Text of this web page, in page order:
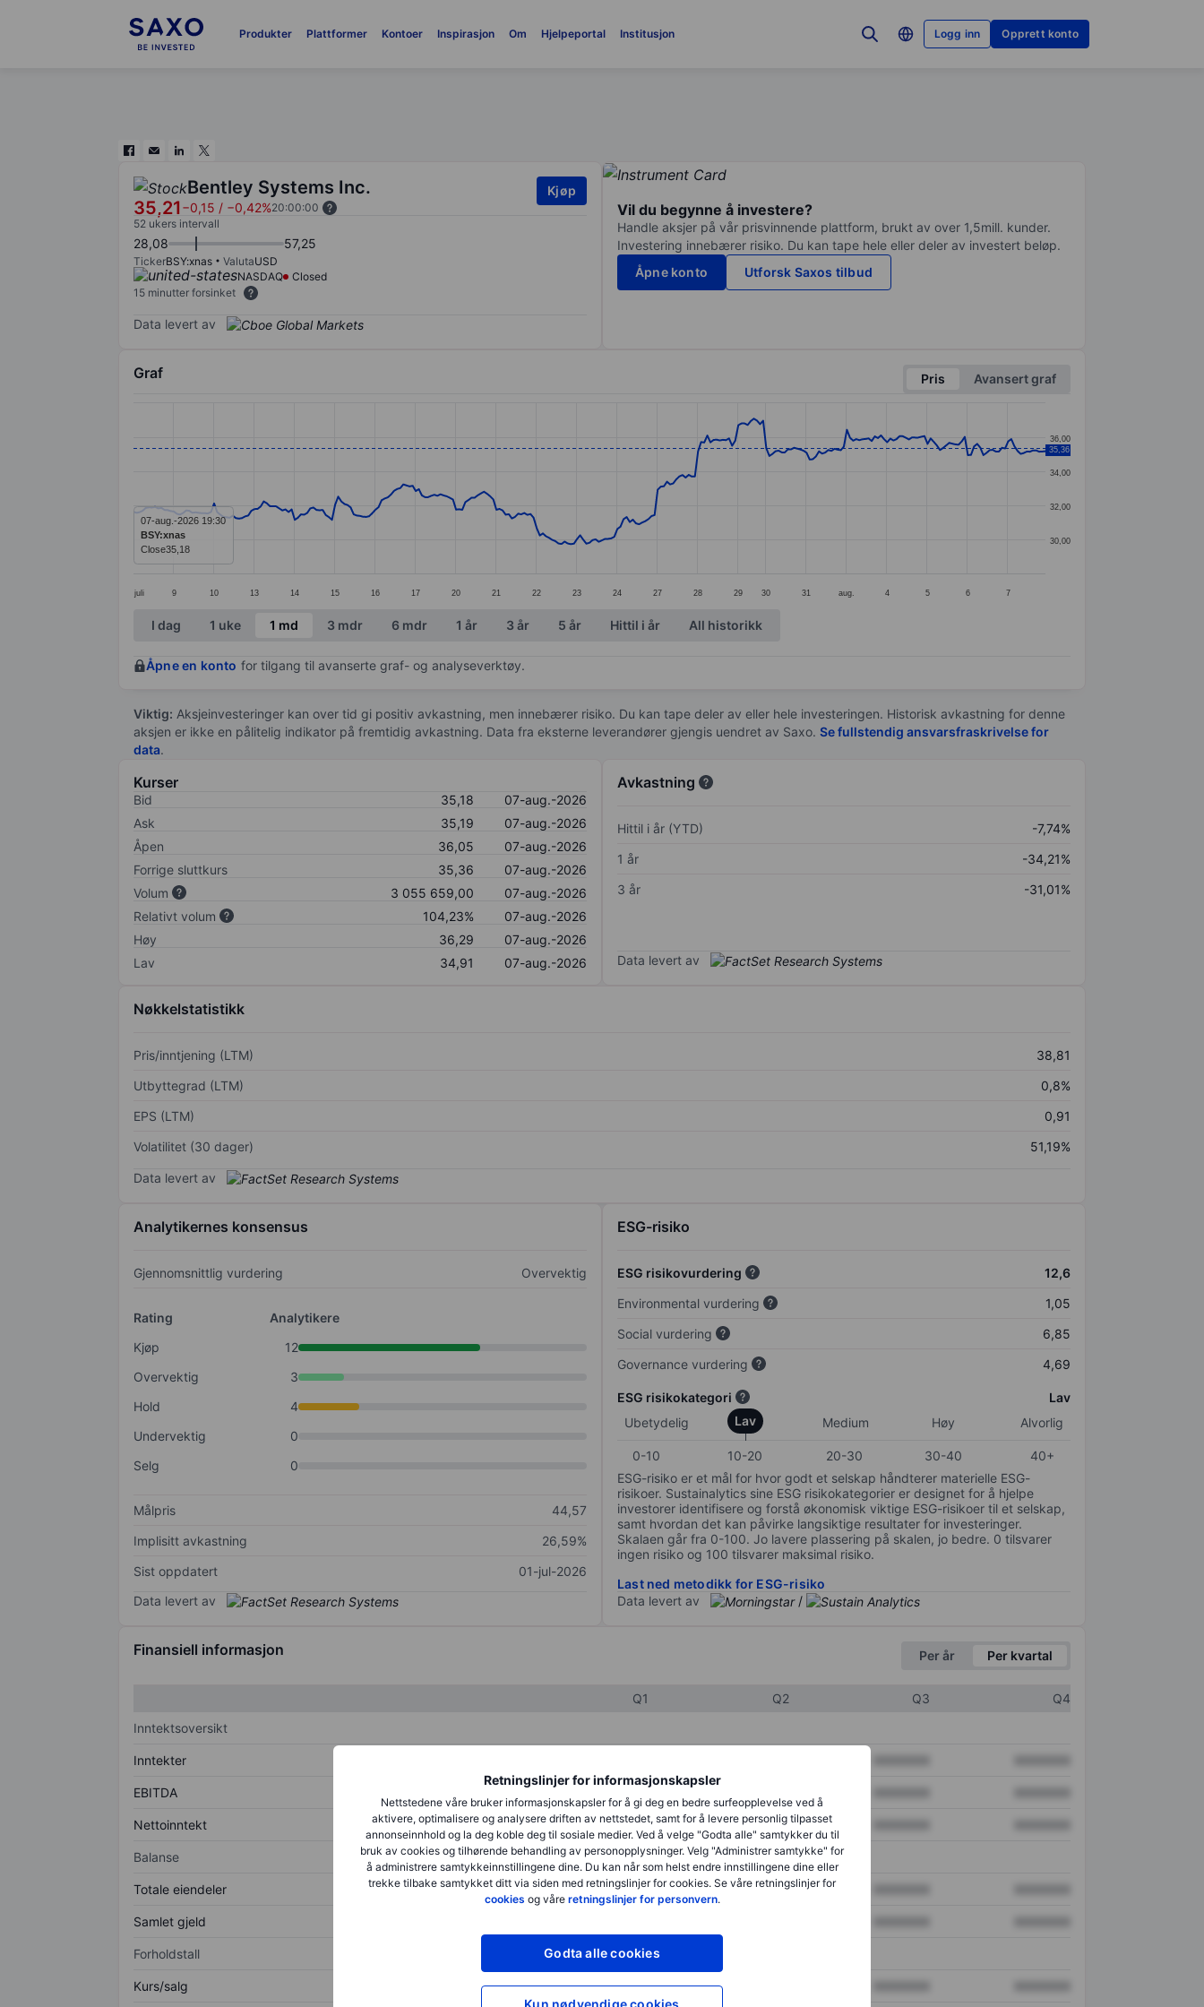
Produkter Plattformer Kontoer Inspirasjon Om Hjelpeportal Institusjon Logg inn Opprett konto
Retningslinjer for informasjonskapsler
Nettstedene våre bruker informasjonskapsler for å gi deg en bedre surfeopplevelse ved å
aktivere, optimalisere og analysere driften av nettstedet, samt for å levere personlig tilpasset
annonseinnhold og la deg koble deg til sosiale medier. Ved å velge "Godta alle" samtykker du til
bruk av cookies og tilhørende behandling av personopplysninger. Velg "Administrer samtykke" for
å administrere samtykkeinnstillingene dine. Du kan når som helst endre innstillingene dine eller
trekke tilbake samtykket ditt via siden med retningslinjer for cookies. Se våre retningslinjer for
cookies og våre retningslinjer for personvern.
Godta alle cookies
Kun nødvendige cookies
Bentley Systems Inc.
35,21−0,15 / −0,42%20:00:00
Kjøp
52 ukers intervall
28,08 57,25
TickerBSY:xnas ValutaUSD
NASDAQ
Closed
15 minutter forsinket
Data levert av
Vil du begynne å investere?
Handle aksjer på vår prisvinnende plattform, brukt av over 1,5mill. kunder.
Investering innebærer risiko. Du kan tape hele eller deler av investert beløp.
Åpne konto
Utforsk Saxos tilbud
Graf Pris
Avansert graf
Line chart with 295 data points.
The chart has 1 Y axis displaying values. Data ranges from 29.72 to 37.09.
juli 9 10 13 14 15 16 17 20 21 22 23 24 27 28 29 30 31 aug. 4 5 6 7
30,00
32,00
34,00
36,00
35,36
07-aug.-2026 19:30
BSY:xnas
Close35,18
End of interactive chart.
I dag 1 uke 1 md 3 mdr 6 mdr 1 år 3 år 5 år Hittil i år All historikk
Åpne en konto for tilgang til avanserte graf- og analyseverktøy.
Viktig: Aksjeinvesteringer kan over tid gi positiv avkastning, men innebærer risiko. Du kan tape deler av eller hele investeringen. Historisk avkastning for denne
aksjen er ikke en pålitelig indikator på fremtidig avkastning. Data fra eksterne leverandører gjengis uendret av Saxo. Se fullstendig ansvarsfraskrivelse for
data.
Kurser
Bid 35,18
07-aug.-2026
Ask
35,19
07-aug.-2026
Åpen
36,05
07-aug.-2026
Forrige sluttkurs
35,36
07-aug.-2026
Volum
3 055 659,00
07-aug.-2026
Relativt volum
104,23%
07-aug.-2026
Høy
36,29
07-aug.-2026
Lav
34,91 07-aug.-2026
Avkastning
Hittil i år (YTD)
-7,74%
1 år
-34,21%
3 år
-31,01%
Data levert av
Nøkkelstatistikk
Pris/inntjening (LTM)
38,81
Utbyttegrad (LTM)
0,8%
EPS (LTM)
0,91
Volatilitet (30 dager)
51,19%
Data levert av
Analytikernes konsensus
Gjennomsnittlig vurdering Overvektig
Rating
Analytikere
Kjøp
12
Overvektig
3
Hold
4
Undervektig
0
Selg
0
Målpris
44,57
Implisitt avkastning
26,59%
Sist oppdatert
01-jul-2026
Data levert av
ESG-risiko
ESG risikovurdering
12,6
Environmental vurdering
1,05
Social vurdering
6,85
Governance vurdering
4,69
ESG risikokategori
Lav
Ubetydelig
Lav Medium Høy Alvorlig
0-10 10-20 20-30 30-40
40+
ESG-risiko er et mål for hvor godt et selskap håndterer materielle ESG-
risikoer. Sustainalytics sine ESG risikokategorier er designet for å hjelpe
investorer identifisere og forstå økonomisk viktige ESG-risikoer til et selskap,
samt hvordan det kan påvirke langsiktige resultater for investeringer.
Skalaen går fra 0-100. Jo lavere plassering på skalen, jo bedre. 0 tilsvarer
ingen risiko og 100 tilsvarer maksimal risiko.
Last ned metodikk for ESG-risiko
Data levert av
/
Finansiell informasjon Per år Per kvartal
Q1 Q2 Q3
Q4
Inntektsoversikt
Inntekter
EBITDA XXXXXXX
Nettoinntekt XXXXXXX XXXXXXX
Balanse
Totale eiendeler XXXXXXX XXXXXXX
Samlet gjeld
Forholdstall
Kurs/salg XXXXXXX